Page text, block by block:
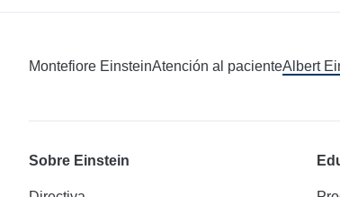
Montefiore EinsteinAtención al pacienteAlbert
Sobre Einstein